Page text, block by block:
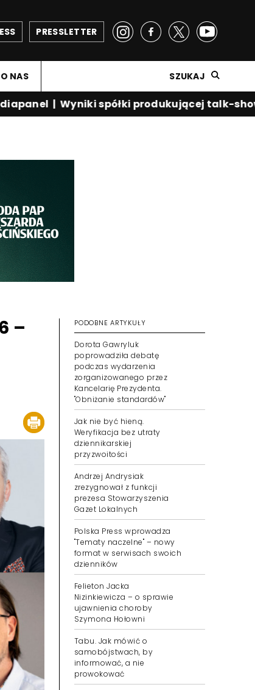
PRESSLETTER
O NAS SZUKAJ
|Wyniki spółki produkującej talk-show
–
PODOBNE ARTYKUŁY
Dorota Gawryluk
poprowadziła debatę
podczas wydarzenia
zorganizowanego przez
Kancelarię Prezydenta.
"Obniżanie standardów"
Jak nie być hieną.
Weryfikacja bez utraty
dziennikarskiej
przyzwoitości
Andrzej Andrysiak
zrezygnował z funkcji
prezesa Stowarzyszenia
Gazet Lokalnych
Polska Press wprowadza
"Tematy naczelne" – nowy
format w serwisach swoich
dzienników
Felieton Jacka
Nizinkiewicza – o sprawie
ujawnienia choroby
Szymona Hołowni
Tabu. Jak mówić o
samobójstwach, by
informować, a nie
prowokować